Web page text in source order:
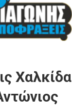
Χαλκίδα